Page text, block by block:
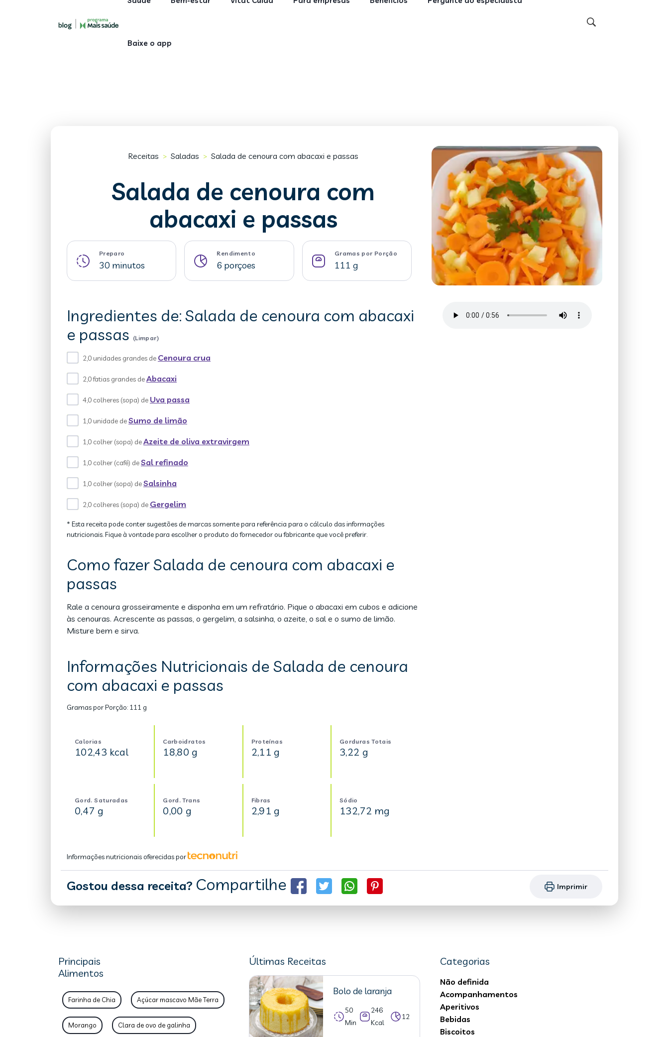
Baixe o app
Receitas > Saladas > Salada de cenoura com abacaxi e passas
Salada de cenoura com
abacaxi e passas
Preparo
30 minutos
Rendimento
6 porçoes
Gramas por Porção
111 g
Ingredientes de: Salada de cenoura com abacaxi
e passas (Limpar)
2,0 unidades grandes de Cenoura crua
2,0 fatias grandes deAbacaxi
4,0 colheres (sopa) de Uva passa
1,0 unidade deSumo de limão
1,0 colher (sopa) deAzeite de oliva extravirgem
1,0 colher (café) deSal refinado
1,0 colher (sopa) deSalsinha
2,0 colheres (sopa) de Gergelim
* Esta receita pode conter sugestões de marcas somente para referência para o cálculo das informações
nutricionais. Fique à vontade para escolher o produto do fornecedor ou fabricante que você preferir.
Como fazer Salada de cenoura com abacaxi e
passas
Rale a cenoura grosseiramente e disponha em um refratário. Pique o abacaxi em cubos e adicione
às cenouras. Acrescente as passas, o gergelim, a salsinha, o azeite, o sal e o sumo de limão.
Misture bem e sirva.
Informações Nutricionais de Salada de cenoura
com abacaxi e passas
Gramas por Porção: 111 g
Calorias
102,43 kcal
Carboidratos
18,80 g
Proteínas
2,11 g
Gorduras Totais
3,22 g
Gord. Saturadas
0,47 g
Gord. Trans
0,00 g
Fibras
2,91 g
Sódio
132,72 mg
Informações nutricionais oferecidas por
Gostou dessa receita? Compartilhe Imprimir
Principais
Alimentos
Farinha de Chia Açúcar mascavo Mãe Terra
Morango Clara de ovo de galinha
Últimas Receitas
Bolo de laranja
50
Min
246
Kcal
12
Categorias
Não definida
Acompanhamentos
Aperitivos
Bebidas
Biscoitos